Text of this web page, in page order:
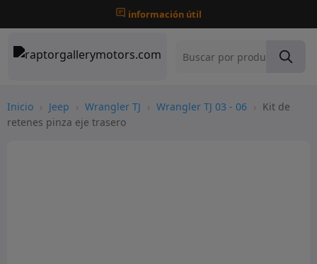
información útil
Inicio › Jeep › Wrangler TJ › Wrangler TJ 03 - 06 › Kit de
retenes pinza eje trasero